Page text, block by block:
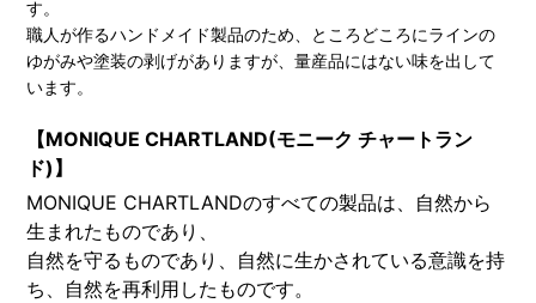
す。
職人が作るハンドメイド製品のため、ところどころにラインの
ゆがみや塗装の剥げがありますが、量産品にはない味を出して
います。
【MONIQUE CHARTLAND(モニーク チャートラン
ド)】
MONIQUE CHARTLANDのすべての製品は、自然から
生まれたものであり、
自然を守るものであり、自然に生かされている意識を持
ち、自然を再利用したものです。